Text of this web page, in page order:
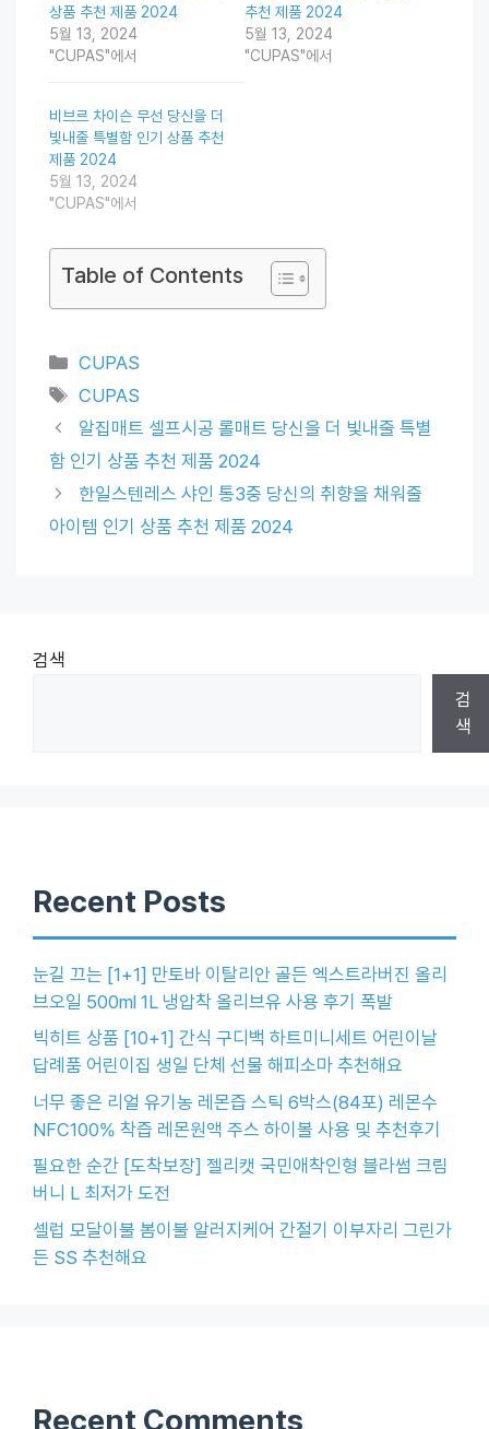
상품 추천 제품 2024
5월 13, 2024
"CUPAS"에서
추천 제품 2024
5월 13, 2024
"CUPAS"에서
비브르 차이슨 무선 당신을 더
빛내줄 특별함 인기 상품 추천
제품 2024
5월 13, 2024
"CUPAS"에서
Table of Contents
Categories
CUPAS
Tags
CUPAS
알집매트 셀프시공 롤매트 당신을 더 빛내줄 특별
함 인기 상품 추천 제품 2024
한일스텐레스 샤인 통3중 당신의 취향을 채워줄
아이템 인기 상품 추천 제품 2024
검색
검
색
Recent Posts
눈길 끄는 [1+1] 만토바 이탈리안 골든 엑스트라버진 올리
브오일 500ml 1L 냉압착 올리브유 사용 후기 폭발
빅히트 상품 [10+1] 간식 구디백 하트미니세트 어린이날
답례품 어린이집 생일 단체 선물 해피소마 추천해요
너무 좋은 리얼 유기농 레몬즙 스틱 6박스(84포) 레몬수
NFC100% 착즙 레몬원액 주스 하이볼 사용 및 추천후기
필요한 순간 [도착보장] 젤리캣 국민애착인형 블라썸 크림
버니 L 최저가 도전
셀럽 모달이불 봄이불 알러지케어 간절기 이부자리 그린가
든 SS 추천해요
Recent Comments